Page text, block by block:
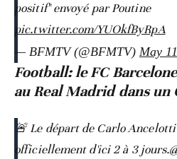
positif" envoyé par Poutine
pic.twitter.com/YUOkfByRpA
— BFMTV (@BFMTV) May
Football: le FC
au Real Madrid dans un
🚨 Le départ de Carlo Ancelotti
officiellement d'ici 2 à 3 jours.